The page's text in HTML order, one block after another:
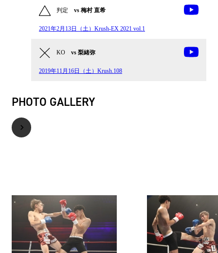
判定 vs 梅村 直希
2021年2月13日（土）Krush-EX 2021 vol.1
KO vs 梨緒弥
2019年11月16日（土）Krush.108
PHOTO GALLERY